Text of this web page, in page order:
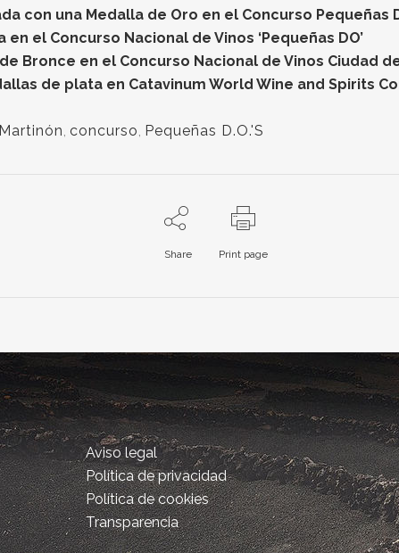
con una Medalla de Oro en el Concurso Pequeñas
el Concurso Nacional de Vinos ‘Pequeñas DO’
Bronce en el Concurso Nacional de Vinos Ciudad
de plata en Catavinum World Wine and Spirits
, concurso, Pequeñas D.O.'S
Share Print page
Aviso legal
Política de privacidad
Política de cookies
Transparencia